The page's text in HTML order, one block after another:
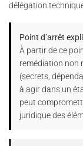
délégation
Point d’arrêt
À partir de ce
remédiation non
(secrets,
à agir dans un
peut
juridique des